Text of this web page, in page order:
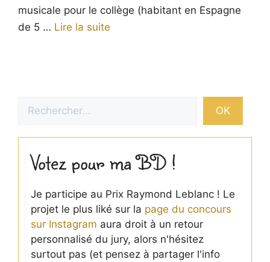
musicale pour le collège (habitant en Espagne
de 5 … Lire la suite
OK
Votez pour ma BD !
Je participe au Prix Raymond Leblanc ! Le
projet le plus liké sur la page du concours
sur Instagram aura droit à un retour
personnalisé du jury, alors n'hésitez
surtout pas (et pensez à partager l'info